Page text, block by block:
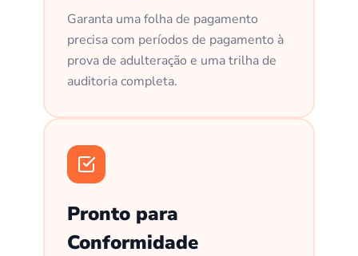
Garanta uma folha de pagamento
precisa com períodos de pagamento à
prova de adulteração e uma trilha de
auditoria completa.
Pronto para
Conformidade